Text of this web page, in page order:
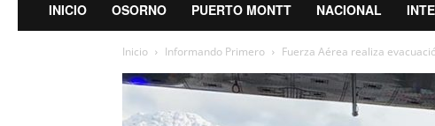
INICIO OSORNO PUERTO MONTT NACIONAL
Inicio Informando Primero Fuerza Aérea realiza